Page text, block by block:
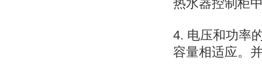
热水器控制柜
4. 电压和功率
容量相适应。